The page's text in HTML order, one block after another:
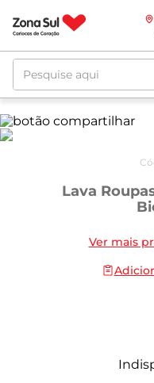
Pesquise aqui
Lava
Ver mais